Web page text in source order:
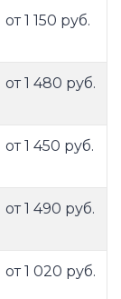
от 1 150 руб.
от 1 480 руб.
от 1 450 руб.
от 1 490 руб.
от 1 020 руб.